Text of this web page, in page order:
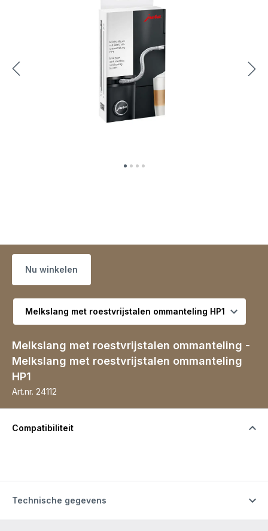
Nu winkelen
Selecteer variant
Melkslang met roestvrijstalen ommanteling -
Melkslang met roestvrijstalen ommanteling
HP1
Art.nr. 24112
Compatibiliteit
Technische gegevens